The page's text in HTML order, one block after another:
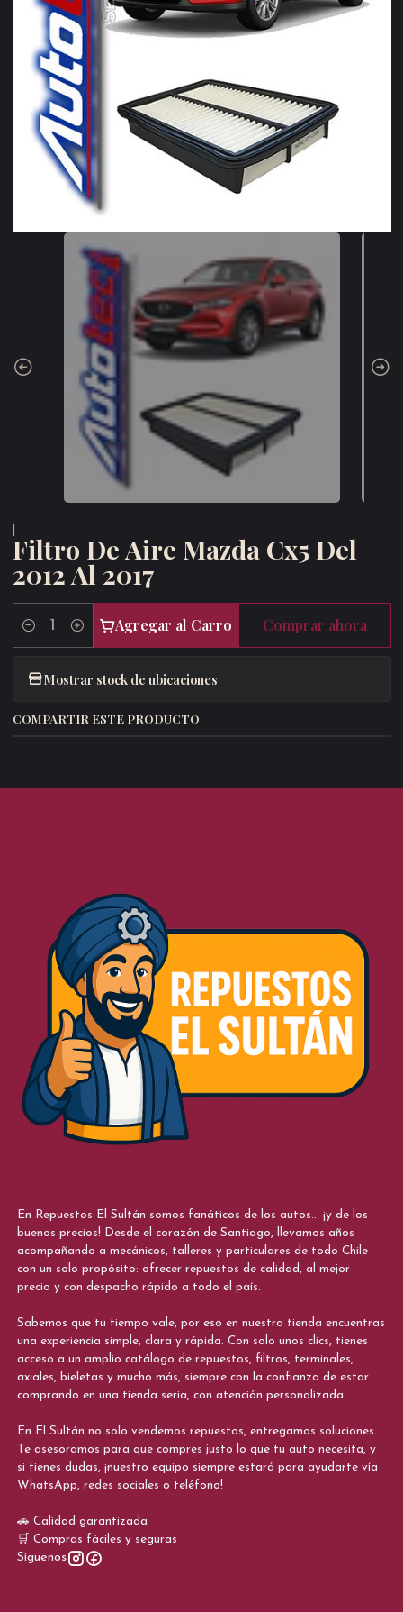
Filtro De Aire Mazda Cx5 Del
2012 Al 2017
Cantidad
Agregar al Carro Comprar ahora
Mostrar stock de ubicaciones
COMPARTIR ESTE PRODUCTO
En Repuestos El Sultán somos fanáticos de los autos... ¡y de los
buenos precios! Desde el corazón de Santiago, llevamos años
acompañando a mecánicos, talleres y particulares de todo Chile
con un solo propósito: ofrecer repuestos de calidad, al mejor
precio y con despacho rápido a todo el país.
Sabemos que tu tiempo vale, por eso en nuestra tienda encuentras
una experiencia simple, clara y rápida. Con solo unos clics, tienes
acceso a un amplio catálogo de repuestos, filtros, terminales,
axiales, bieletas y mucho más, siempre con la confianza de estar
comprando en una tienda seria, con atención personalizada.
En El Sultán no solo vendemos repuestos, entregamos soluciones.
Te asesoramos para que compres justo lo que tu auto necesita, y
si tienes dudas, ¡nuestro equipo siempre estará para ayudarte vía
WhatsApp, redes sociales o teléfono!
🚗 Calidad garantizada
🛒 Compras fáciles y seguras
Síguenos